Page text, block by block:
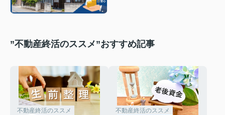
”不動産終活のススメ”おすすめ記事
不動産終活のススメ 不動産終活のススメ